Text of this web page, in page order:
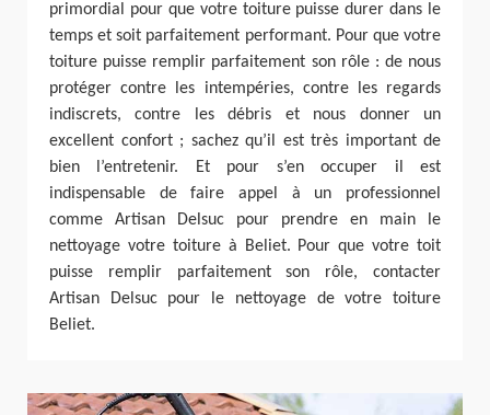
primordial pour que votre toiture puisse durer dans le
temps et soit parfaitement performant. Pour que votre
toiture puisse remplir parfaitement son rôle : de nous
protéger contre les intempéries, contre les regards
indiscrets, contre les débris et nous donner un
excellent confort ; sachez qu’il est très important de
bien l’entretenir. Et pour s’en occuper il est
indispensable de faire appel à un professionnel
comme Artisan Delsuc pour prendre en main le
nettoyage votre toiture à Beliet. Pour que votre toit
puisse remplir parfaitement son rôle, contacter
Artisan Delsuc pour le nettoyage de votre toiture
Beliet.